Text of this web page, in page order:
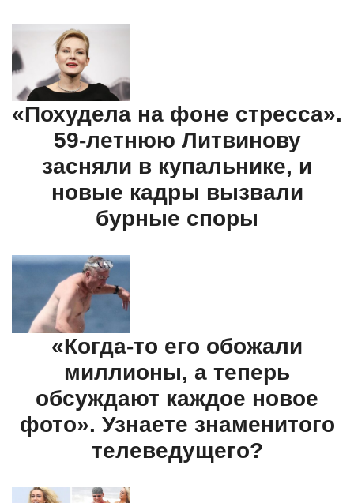
«Похудела на фоне стресса».
59-летнюю Литвинову
засняли в купальнике, и
новые кадры вызвали
бурные споры
«Когда-то его обожали
миллионы, а теперь
обсуждают каждое новое
фото». Узнаете знаменитого
телеведущего?